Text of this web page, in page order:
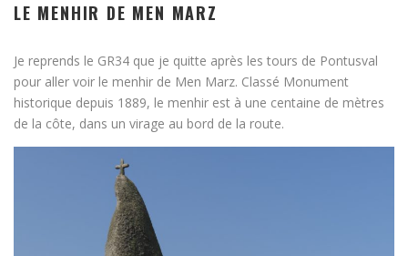
LE MENHIR DE MEN MARZ
Je reprends le GR34 que je quitte après les tours de Pontusval
pour aller voir le menhir de Men Marz. Classé Monument
historique depuis 1889, le menhir est à une centaine de mètres
de la côte, dans un virage au bord de la route.